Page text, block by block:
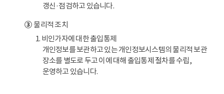
갱신·점검하고 있습니다.
③물리적 조치
1. 비인가자에 대한 출입통제
개인정보를 보관하고 있는 개인정보시스템의 물리적 보관
장소를 별도로 두고 이에 대해 출입통제 절차를 수립,
운영하고 있습니다.